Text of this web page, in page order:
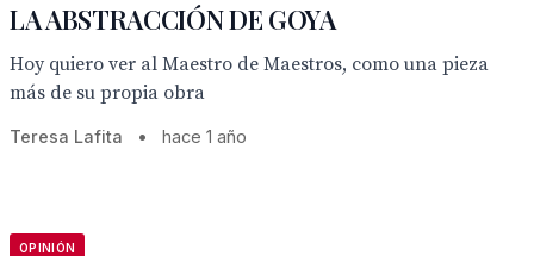
LA ABSTRACCIÓN DE GOYA
Hoy quiero ver al Maestro de Maestros, como una pieza
más de su propia obra
Teresa Lafita • hace 1 año
OPINIÓN